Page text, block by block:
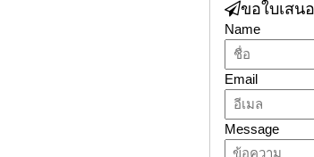
ขอใบเสน
Name
Email
Message